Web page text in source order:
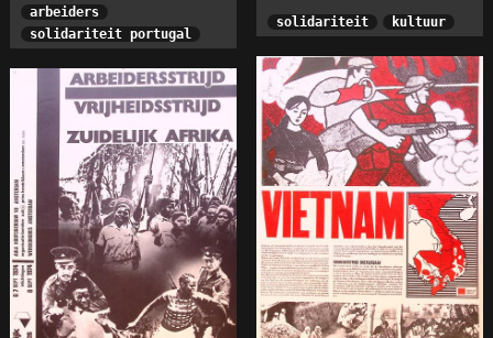
arbeiders
solidariteit portugal
solidariteit kultuur